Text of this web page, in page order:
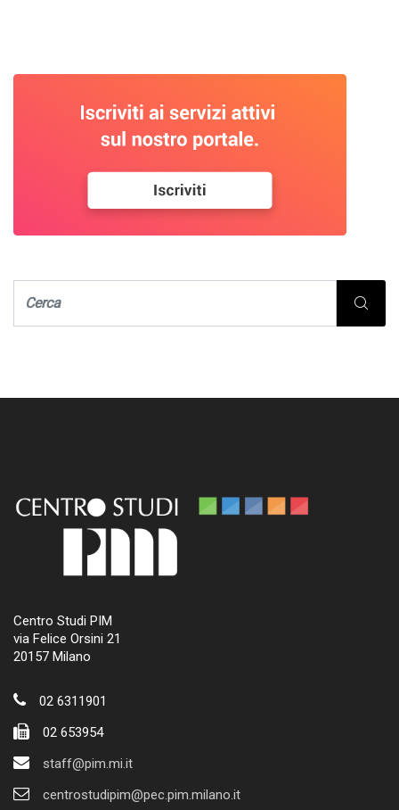
Centro Studi PIM
via Felice Orsini 21
20157 Milano
02 6311901
02 653954
staff@pim.mi.it
centrostudipim@pec.pim.milano.it